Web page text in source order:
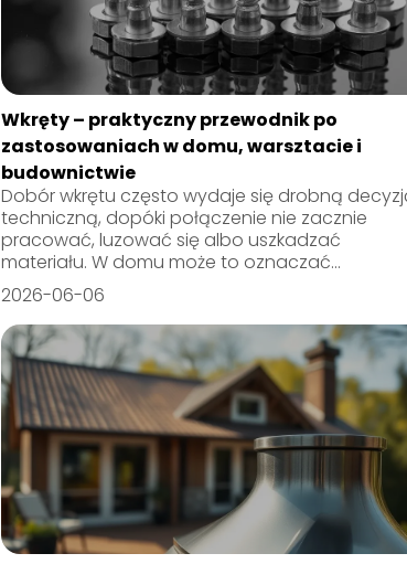
Wkręty – praktyczny przewodnik po
zastosowaniach w domu, warsztacie i
budownictwie
Dobór wkrętu często wydaje się drobną
techniczną, dopóki połączenie nie zacznie
pracować, luzować się albo uszkadzać
materiału. W domu może to oznaczać...
2026-06-06